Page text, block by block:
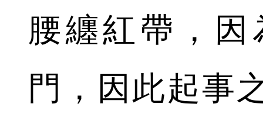
腰纏紅帶，
門，因此起事